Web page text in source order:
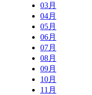
03月
04月
05月
06月
07月
08月
09月
10月
11月